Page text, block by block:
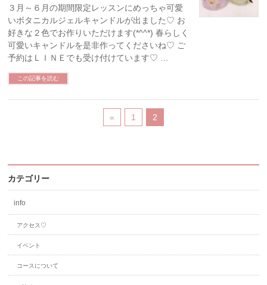
３月～６月の期間限定レッスンにめっちゃ可愛
いボタニカルジェルキャンドルが出ました♡ お
好きな２色でお作りいただけます(*^^*) 春らしく
可愛いキャンドルを是非作ってくださいね♡ ご
予約はＬＩＮＥでも受け付けています♡ …
この記事を読む
« 1 2
カテゴリー
info
アクセス♡
イベント
コースについて